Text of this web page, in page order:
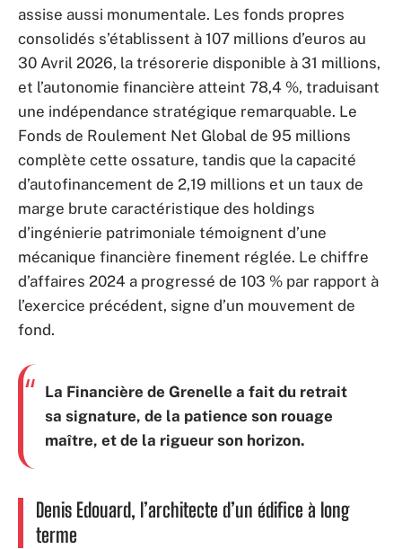
assise aussi monumentale. Les fonds propres
consolidés s’établissent à 107 millions d’euros au
30 Avril 2026, la trésorerie disponible à 31 millions,
et l’autonomie financière atteint 78,4 %, traduisant
une indépendance stratégique remarquable. Le
Fonds de Roulement Net Global de 95 millions
complète cette ossature, tandis que la capacité
d’autofinancement de 2,19 millions et un taux de
marge brute caractéristique des holdings
d’ingénierie patrimoniale témoignent d’une
mécanique financière finement réglée. Le chiffre
d’affaires 2024 a progressé de 103 % par rapport à
l’exercice précédent, signe d’un mouvement de
fond.
La Financière de Grenelle a fait du retrait
sa signature, de la patience son rouage
maître, et de la rigueur son horizon.
Denis Edouard, l’architecte d’un édifice à long
terme